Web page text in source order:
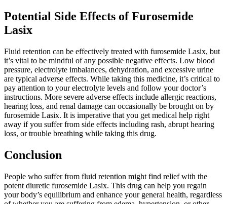
Potential Side Effects of Furosemide
Lasix
Fluid retention can be effectively treated with furosemide Lasix, but
it’s vital to be mindful of any possible negative effects. Low blood
pressure, electrolyte imbalances, dehydration, and excessive urine
are typical adverse effects. While taking this medicine, it’s critical to
pay attention to your electrolyte levels and follow your doctor’s
instructions. More severe adverse effects include allergic reactions,
hearing loss, and renal damage can occasionally be brought on by
furosemide Lasix. It is imperative that you get medical help right
away if you suffer from side effects including rash, abrupt hearing
loss, or trouble breathing while taking this drug.
Conclusion
People who suffer from fluid retention might find relief with the
potent diuretic furosemide Lasix. This drug can help you regain
your body’s equilibrium and enhance your general health, regardless